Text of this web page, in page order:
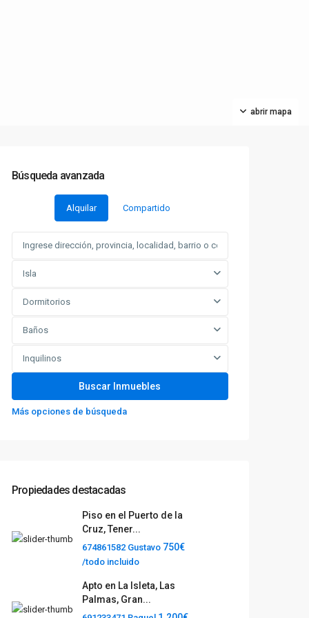
abrir mapa
Búsqueda avanzada
Alquilar Compartido
Isla
Dormitorios
Baños
Inquilinos
Más opciones de búsqueda
Propiedades destacadas
Piso en el Puerto de la
Cruz, Tener...
674861582 Gustavo 750€
/todo incluido
Apto en La Isleta, Las
Palmas, Gran...